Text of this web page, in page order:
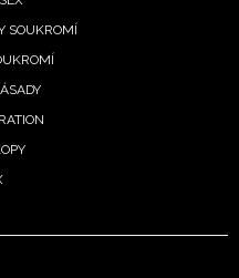
s.r.o., zaškrtněte toto pole.
SOUKROMÍ